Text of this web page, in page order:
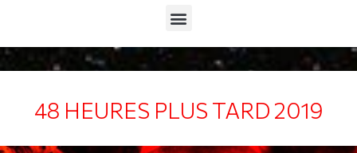
Menu
48 HEURES PLUS TARD 2019